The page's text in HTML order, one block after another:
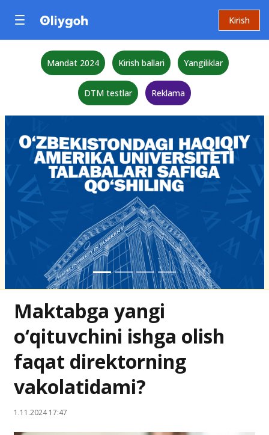
Kirish
Mandat 2024 Kirish ballari Yangiliklar
DTM testlar Reklama
Maktabga yangi
o‘qituvchini ishga olish
faqat direktorning
vakolatidami?
1.11.2024 17:47